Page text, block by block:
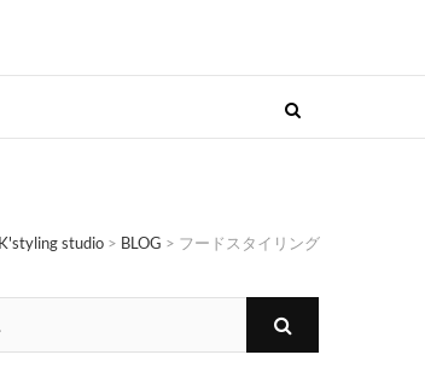
K'styling studio > BLOG > フードスタイリング